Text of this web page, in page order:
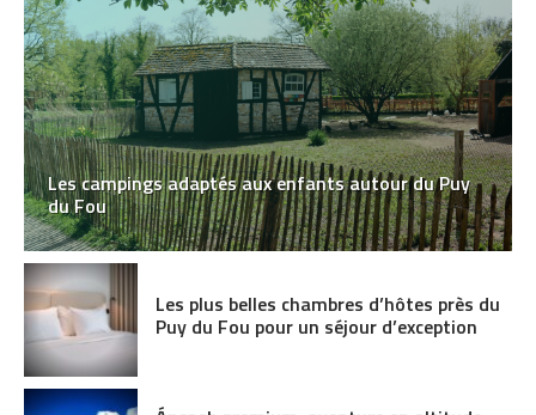
Les campings adaptés aux enfants autour du Puy
du Fou
Les plus belles chambres d’hôtes près du
Puy du Fou pour un séjour d’exception